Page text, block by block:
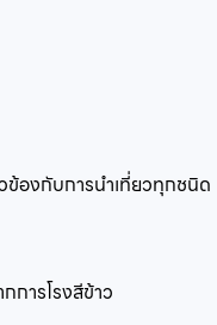
ข้องกับการนำเที่ยวทุกชนิด
การโรงสีข้าว